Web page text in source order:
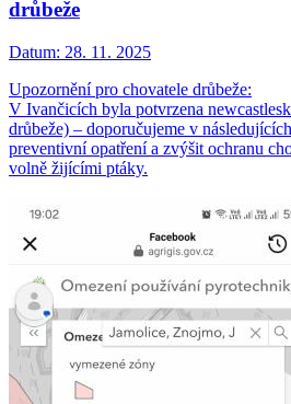
drůbeže
Datum: 28. 11. 2025
Upozornění pro chovatele drůbeže:
V Ivančicích byla potvrzena
drůbeže) – doporučujeme v
preventivní opatření a zvýšit ochranu
volně žijícími ptáky.